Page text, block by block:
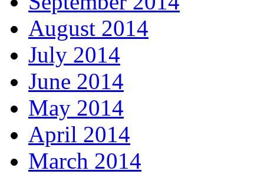
August 2014
July 2014
June 2014
May 2014
April 2014
March 2014